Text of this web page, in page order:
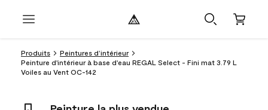
Produits
Peintures d’intérieur
Peinture d'intérieur à base d'eau REGAL Select - Fini mat 3.79 L
Voiles au Vent OC-142